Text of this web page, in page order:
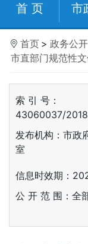
首 页 市
首页 > 政务公开
市直部门规范性
索 引 号：
43060037/
发布机构：市政
室
信息时效期：
公 开 范 围：全